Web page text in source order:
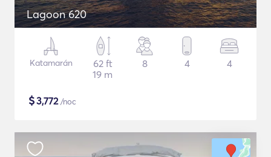
Lagoon 620
Katamarán
62 ft
19 m
8 4 4
$3,772/noc